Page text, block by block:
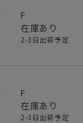
F
在庫あり
2-3日出荷予定
F
在庫あり
2-3日出荷予定